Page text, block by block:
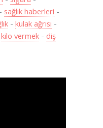
- sağlık haberleri -
-kulak ağrısı -
kilo vermek - diş